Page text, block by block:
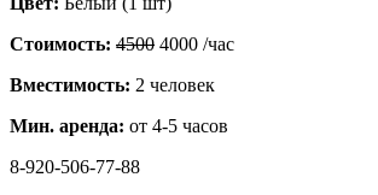
Стоимость: 4500 4000 /час
Вместимость: 2 человек
Мин. аренда: от 4-5 часов
8-920-506-77-88